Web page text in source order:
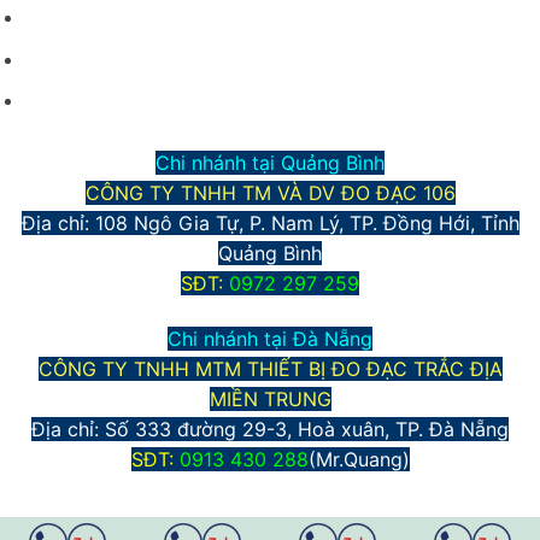
Chi nhánh tại Quảng Bình
CÔNG TY TNHH TM VÀ DV ĐO ĐẠC 106
Địa chỉ: 108 Ngô Gia Tự, P. Nam Lý, TP. Đồng Hới, Tỉnh
Quảng Bình
SĐT: 0972 297 259
Chi nhánh tại Đà Nẵng
CÔNG TY TNHH MTM THIẾT BỊ ĐO ĐẠC TRẮC ĐỊA
MIỀN TRUNG
Địa chỉ: Số 333 đường 29-3, Hoà xuân, TP. Đà Nẵng
SĐT: 0913 430 288(Mr.Quang)